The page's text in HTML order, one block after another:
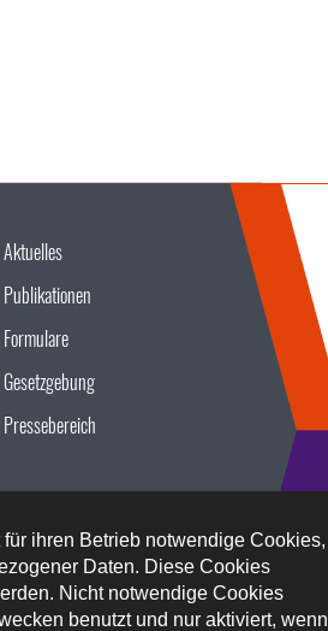
ihren Betrieb notwendige Cookies,
Daten. Diese Cookies
Nicht notwendige Cookies
benutzt und nur aktiviert, wenn
Aktuelles
Publikationen
Formulare
Gesetzgebung
Pressebereich